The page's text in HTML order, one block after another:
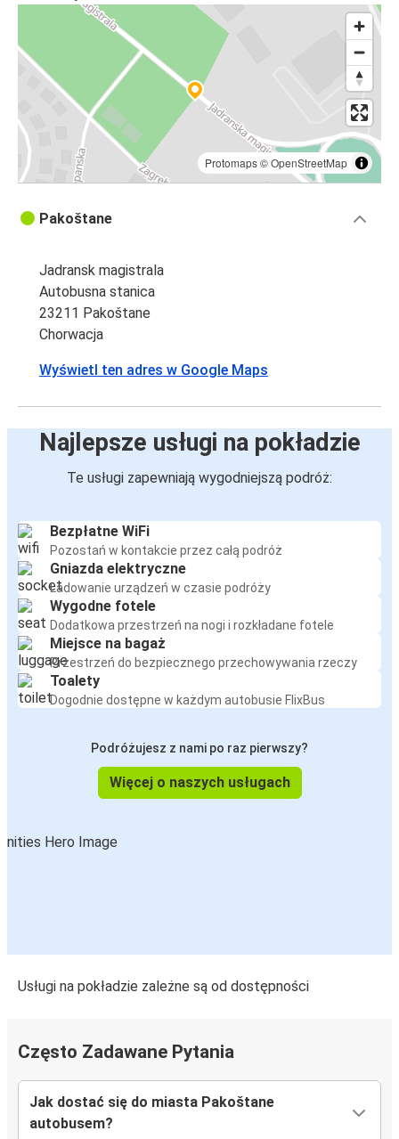
Protomaps©OpenStreetMap
Pakoštane
Jadransk magistrala
Autobusna stanica
23211 Pakoštane
Chorwacja
Wyświetl ten adres w Google Maps
Najlepsze usługi na pokładzie
Te usługi zapewniają wygodniejszą podróż:
Bezpłatne WiFi
Pozostań w kontakcie przez całą podróż
Gniazda elektryczne
Ładowanie urządzeń w czasie podróży
Wygodne fotele
Dodatkowa przestrzeń na nogi i rozkładane fotele
Miejsce na bagaż
Przestrzeń do bezpiecznego przechowywania rzeczy
Toalety
Dogodnie dostępne w każdym autobusie FlixBus
Podróżujesz z nami po raz pierwszy?
Więcej o naszych usługach
Usługi na pokładzie zależne są od dostępności
Często Zadawane Pytania
Jak dostać się do miasta Pakoštane
autobusem?